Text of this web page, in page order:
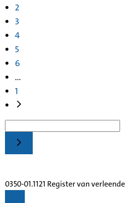
2
3
4
5
6
...
1
0350-01.1121 Register van